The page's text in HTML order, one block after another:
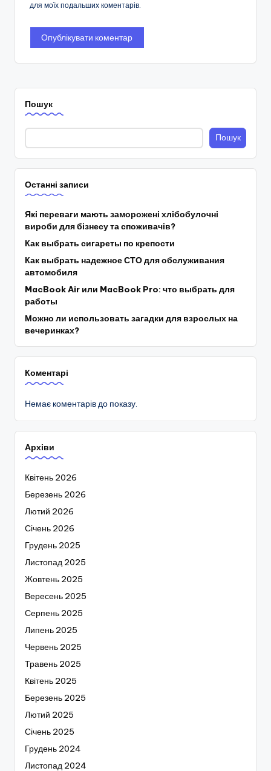
для моїх подальших коментарів.
Пошук
Пошук
Останні записи
Які переваги мають заморожені хлібобулочні
вироби для бізнесу та споживачів?
Как выбрать сигареты по крепости
Как выбрать надежное СТО для обслуживания
автомобиля
MacBook Air или MacBook Pro: что выбрать для
работы
Можно ли использовать загадки для взрослых на
вечеринках?
Коментарі
Немає коментарів до показу.
Архіви
Квітень 2026
Березень 2026
Лютий 2026
Січень 2026
Грудень 2025
Листопад 2025
Жовтень 2025
Вересень 2025
Серпень 2025
Липень 2025
Червень 2025
Травень 2025
Квітень 2025
Березень 2025
Лютий 2025
Січень 2025
Грудень 2024
Листопад 2024